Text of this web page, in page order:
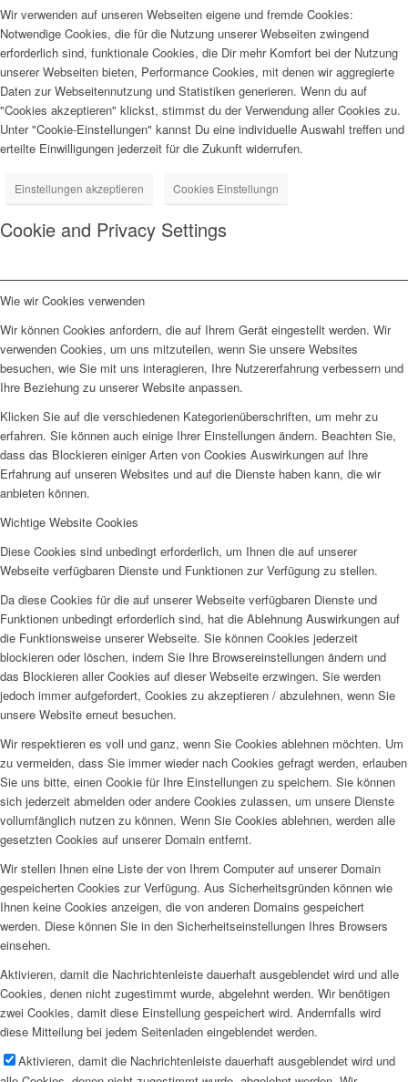
Wir verwenden auf unseren Webseiten eigene und fremde Cookies:
Notwendige Cookies, die für die Nutzung unserer Webseiten zwingend
erforderlich sind, funktionale Cookies, die Dir mehr Komfort bei der Nutzung
unserer Webseiten bieten, Performance Cookies, mit denen wir aggregierte
Daten zur Webseitennutzung und Statistiken generieren. Wenn du auf
"Cookies akzeptieren" klickst, stimmst du der Verwendung aller Cookies zu.
Unter "Cookie-Einstellungen" kannst Du eine individuelle Auswahl treffen und
erteilte Einwilligungen jederzeit für die Zukunft widerrufen.
Einstellungen akzeptieren Cookies Einstellungn
Cookie and Privacy Settings
Wie wir Cookies verwenden
Wir können Cookies anfordern, die auf Ihrem Gerät eingestellt werden. Wir
verwenden Cookies, um uns mitzuteilen, wenn Sie unsere Websites
besuchen, wie Sie mit uns interagieren, Ihre Nutzererfahrung verbessern und
Ihre Beziehung zu unserer Website anpassen.
Klicken Sie auf die verschiedenen Kategorienüberschriften, um mehr zu
erfahren. Sie können auch einige Ihrer Einstellungen ändern. Beachten Sie,
dass das Blockieren einiger Arten von Cookies Auswirkungen auf Ihre
Erfahrung auf unseren Websites und auf die Dienste haben kann, die wir
anbieten können.
Wichtige Website Cookies
Diese Cookies sind unbedingt erforderlich, um Ihnen die auf unserer
Webseite verfügbaren Dienste und Funktionen zur Verfügung zu stellen.
Da diese Cookies für die auf unserer Webseite verfügbaren Dienste und
Funktionen unbedingt erforderlich sind, hat die Ablehnung Auswirkungen auf
die Funktionsweise unserer Webseite. Sie können Cookies jederzeit
blockieren oder löschen, indem Sie Ihre Browsereinstellungen ändern und
das Blockieren aller Cookies auf dieser Webseite erzwingen. Sie werden
jedoch immer aufgefordert, Cookies zu akzeptieren / abzulehnen, wenn Sie
unsere Website erneut besuchen.
Wir respektieren es voll und ganz, wenn Sie Cookies ablehnen möchten. Um
zu vermeiden, dass Sie immer wieder nach Cookies gefragt werden, erlauben
Sie uns bitte, einen Cookie für Ihre Einstellungen zu speichern. Sie können
sich jederzeit abmelden oder andere Cookies zulassen, um unsere Dienste
vollumfänglich nutzen zu können. Wenn Sie Cookies ablehnen, werden alle
gesetzten Cookies auf unserer Domain entfernt.
Wir stellen Ihnen eine Liste der von Ihrem Computer auf unserer Domain
gespeicherten Cookies zur Verfügung. Aus Sicherheitsgründen können wie
Ihnen keine Cookies anzeigen, die von anderen Domains gespeichert
werden. Diese können Sie in den Sicherheitseinstellungen Ihres Browsers
einsehen.
Aktivieren, damit die Nachrichtenleiste dauerhaft ausgeblendet wird und alle
Cookies, denen nicht zugestimmt wurde, abgelehnt werden. Wir benötigen
zwei Cookies, damit diese Einstellung gespeichert wird. Andernfalls wird
diese Mitteilung bei jedem Seitenladen eingeblendet werden.
Aktivieren, damit die Nachrichtenleiste dauerhaft ausgeblendet wird und